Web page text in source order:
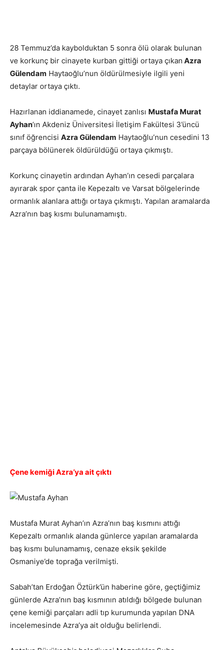
28 Temmuz’da kaybolduktan 5 sonra ölü olarak bulunan
ve korkunç bir cinayete kurban gittiği ortaya çıkan Azra
Gülendam Haytaoğlu’nun öldürülmesiyle ilgili yeni
detaylar ortaya çıktı.
Hazırlanan iddianamede, cinayet zanlısı Mustafa Murat
Ayhan‘ın Akdeniz Üniversitesi İletişim Fakültesi 3’üncü
sınıf öğrencisi Azra Gülendam Haytaoğlu’nun cesedini 13
parçaya bölünerek öldürüldüğü ortaya çıkmıştı.
Korkunç cinayetin ardından Ayhan’ın cesedi parçalara
ayırarak spor çanta ile Kepezaltı ve Varsat bölgelerinde
ormanlık alanlara attığı ortaya çıkmıştı. Yapılan aramalarda
Azra’nın baş kısmı bulunamamıştı.
Çene kemiği Azra’ya ait çıktı
Mustafa Murat Ayhan’ın Azra’nın baş kısmını attığı
Kepezaltı ormanlık alanda günlerce yapılan aramalarda
baş kısmı bulunamamış, cenaze eksik şekilde
Osmaniye’de toprağa verilmişti.
Sabah’tan Erdoğan Öztürk’ün haberine göre, geçtiğimiz
günlerde Azra’nın baş kısmının atıldığı bölgede bulunan
çene kemiği parçaları adli tıp kurumunda yapılan DNA
incelemesinde Azra’ya ait olduğu belirlendi.